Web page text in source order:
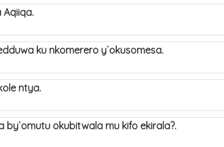
Aqiiqa.
ku nkomerero y`okusomesa.
ntya.
by`omutu okubitwala mu kifo ekirala?.